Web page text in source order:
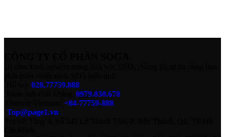
028.77759.888
0979.830.678
+84-77759-888
Top@page1.vn